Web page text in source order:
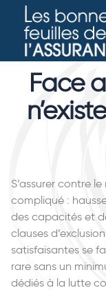
Face
S’assurer contre
compliqué :
des capacités et
clauses
satisfaisantes se
rare sans un
dédiés à la lutte